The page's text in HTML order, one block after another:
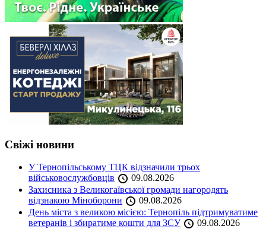
Свіжі новини
У Тернопільському ТЦК відзначили трьох
військовослужбовців
09.08.2026
Захисника з Великогаївської громади нагородять
відзнакою Міноборони
09.08.2026
День міста з великою місією: Тернопіль підтримуватиме
ветеранів і збиратиме кошти для ЗСУ
09.08.2026